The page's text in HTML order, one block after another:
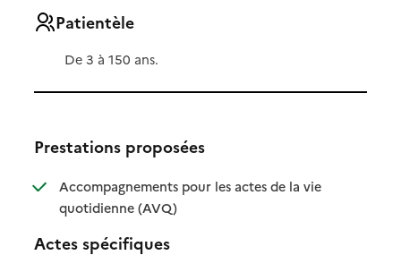
Patientèle
De 3 à 150 ans.
Prestations proposées
Accompagnements pour les actes de la vie
quotidienne (AVQ): disponible
: non disponible
Actes spécifiques